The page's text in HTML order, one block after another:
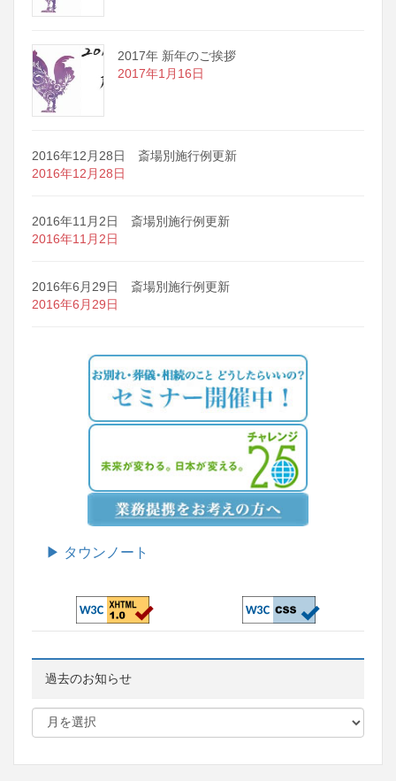
2017年 新年のご挨拶
2017年1月16日
2016年12月28日 斎場別施行例更新
2016年12月28日
2016年11月2日 斎場別施行例更新
2016年11月2日
2016年6月29日 斎場別施行例更新
2016年6月29日
▶ タウンノート
過去のお知らせ